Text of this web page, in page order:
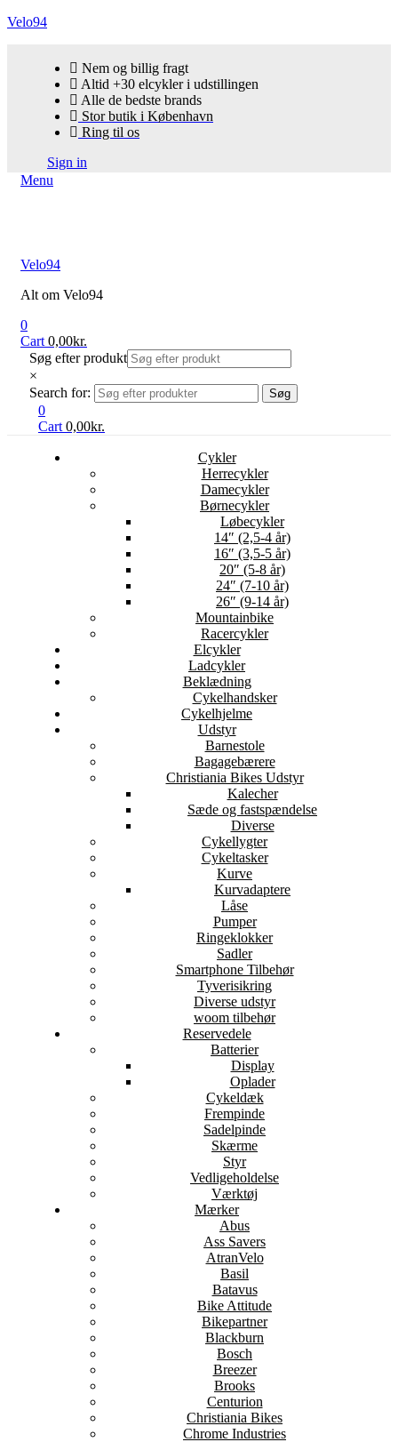
Velo94
Nem og billig fragt
Altid +30 elcykler i udstillingen
Alle de bedste brands
Stor butik i København
Ring til os
Sign in
Menu
Velo94
Alt om Velo94
0
Cart 0,00kr.
Søg efter produkt
×
Search for:
Søg
0
Cart 0,00kr.
Cykler
Herrecykler
Damecykler
Børnecykler
Løbecykler
14″ (2,5-4 år)
16″ (3,5-5 år)
20″ (5-8 år)
24″ (7-10 år)
26″ (9-14 år)
Mountainbike
Racercykler
Elcykler
Ladcykler
Beklædning
Cykelhandsker
Cykelhjelme
Udstyr
Barnestole
Bagagebærere
Christiania Bikes Udstyr
Kalecher
Sæde og fastspændelse
Diverse
Cykellygter
Cykeltasker
Kurve
Kurvadaptere
Låse
Pumper
Ringeklokker
Sadler
Smartphone Tilbehør
Tyverisikring
Diverse udstyr
woom tilbehør
Reservedele
Batterier
Display
Oplader
Cykeldæk
Frempinde
Sadelpinde
Skærme
Styr
Vedligeholdelse
Værktøj
Mærker
Abus
Ass Savers
AtranVelo
Basil
Batavus
Bike Attitude
Bikepartner
Blackburn
Bosch
Breezer
Brooks
Centurion
Christiania Bikes
Chrome Industries